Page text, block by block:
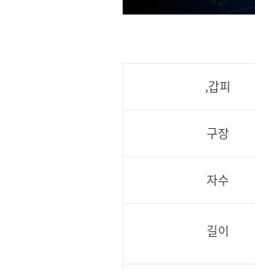
,갑피
구장
자수
길이